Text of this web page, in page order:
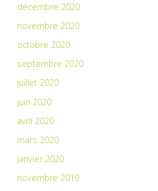
décembre 2020
novembre 2020
octobre 2020
septembre 2020
juillet 2020
juin 2020
avril 2020
mars 2020
janvier 2020
novembre 2019